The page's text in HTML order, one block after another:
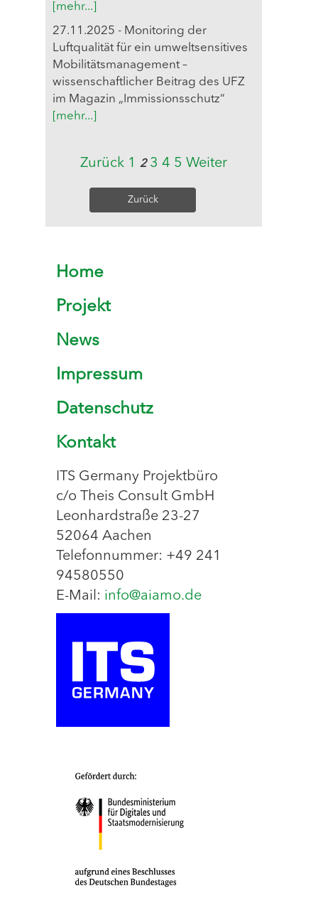
[mehr...]
27.11.2025 - Monitoring der
Luftqualität für ein umweltsensitives
Mobilitätsmanagement –
wissenschaftlicher Beitrag des UFZ
im Magazin „Immissionsschutz“
[mehr...]
Zurück 1 2 3 4 5 Weiter
Zurück
Home
Projekt
News
Impressum
Datenschutz
Kontakt
ITS Germany Projektbüro
c/o Theis Consult GmbH
Leonhardstraße 23-27
52064 Aachen
Telefonnummer: +49 241
94580550
E-Mail: info@aiamo.de